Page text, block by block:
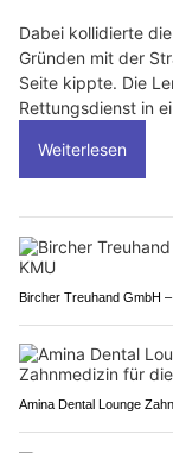
Dabei kollidierte
Gründen mit der
Seite kippte. Die
Rettungsdienst in
Weiterlesen
Bircher Treuhand GmbH
Amina Dental Lounge